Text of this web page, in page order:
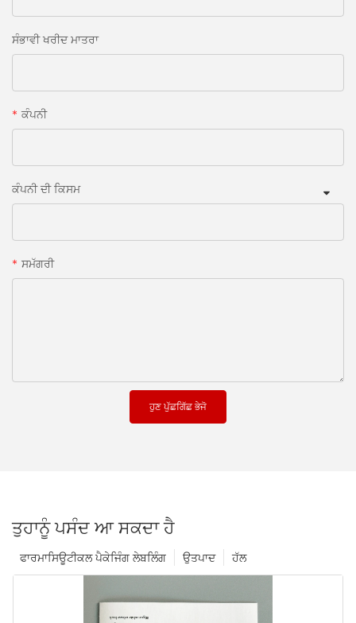
ਸੰਭਾਵੀ ਖਰੀਦ ਮਾਤਰਾ
ਕੰਪਨੀ
ਕੰਪਨੀ ਦੀ ਕਿਸਮ
ਸਮੱਗਰੀ
ਹੁਣ ਪੁੱਛਗਿੱਛ ਭੇਜੋ
ਤੁਹਾਨੂੰ ਪਸੰਦ ਆ ਸਕਦਾ ਹੈ
ਹੱਲ
ਉਤਪਾਦ
ਫਾਰਮਾਸਿਊਟੀਕਲ ਪੈਕੇਜਿੰਗ ਲੇਬਲਿੰਗ